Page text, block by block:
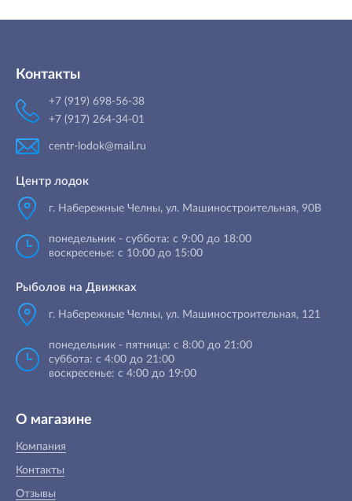
Контакты
+7 (919) 698-56-38
+7 (917) 264-34-01
centr-lodok@mail.ru
Центр лодок
г. Набережные Челны, ул. Машиностроительная, 90B
понедельник - суббота: с 9:00 до 18:00
воскресенье: с 10:00 до 15:00
Рыболов на Движках
г. Набережные Челны, ул. Машиностроительная, 121
понедельник - пятница: с 8:00 до 21:00
суббота: с 4:00 до 21:00
воскресенье: с 4:00 до 19:00
О магазине
Компания
Контакты
Отзывы